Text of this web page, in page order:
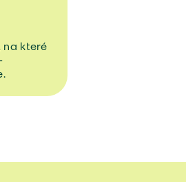
které